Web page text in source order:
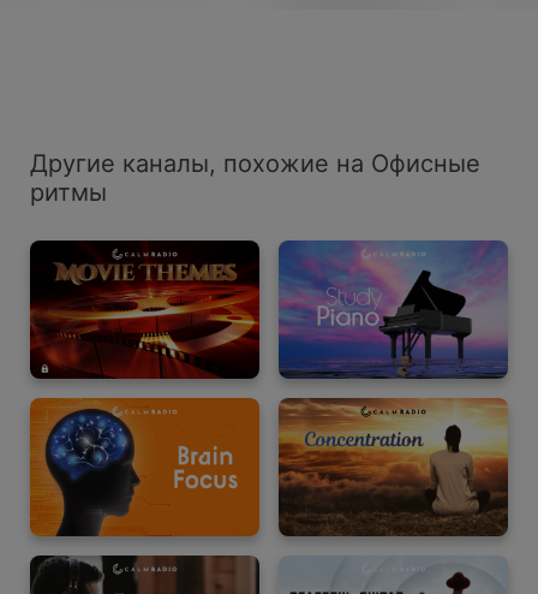
Другие каналы, похожие на Офисные
ритмы